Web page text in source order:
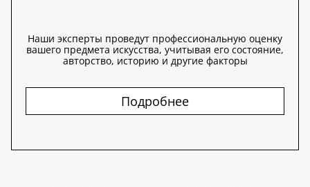
Наши эксперты проведут профессиональную оценку
вашего предмета искусства, учитывая его состояние,
авторство, историю и другие факторы
Подробнее